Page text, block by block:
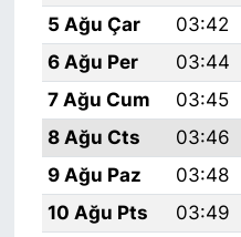
5 Ağu Çar
03:42
6 Ağu Per
03:44
7 Ağu Cum
03:45
8 Ağu Cts
03:46
9 Ağu Paz
03:48
10 Ağu Pts
03:49